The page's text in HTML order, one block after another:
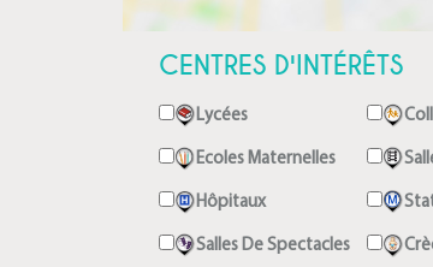
CENTRES D'INTÉRÊTS
Lycées
Ecoles Maternelles
Hôpitaux
Salles De Spectacles